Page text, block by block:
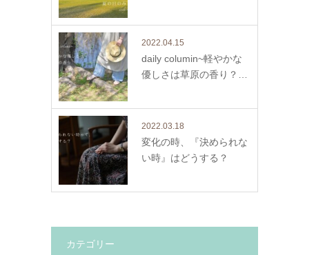
2022.04.15
daily columin~軽やかな
優しさは草原の香り？…
2022.03.18
変化の時、『決められな
い時』はどうする？
カテゴリー